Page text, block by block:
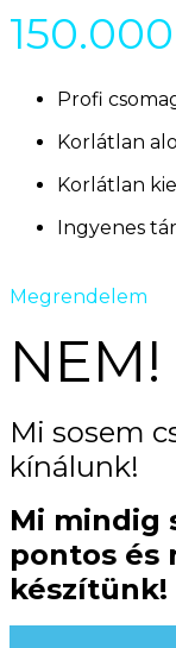
Profi
Korlátlan
Korlátlan
Ingyenes
Megrendelem
NEM!
Mi sosem
kínálunk!
Mi mindig
pontos és
készítünk!